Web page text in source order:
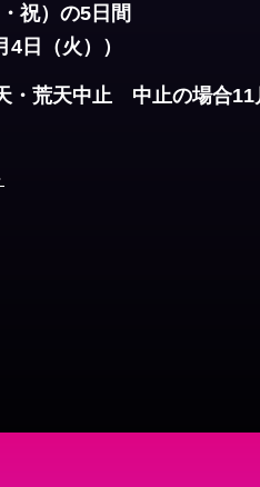
祝）の5日間
日（火））
荒天中止 中止の場合11